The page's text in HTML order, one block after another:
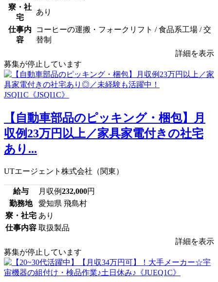
寮・社
宅
あり
仕事内
容
コーヒーの運搬・フォークリフト / 食品系工場 / 交
替制
詳細を表示
募集が停止しています
【自動車部品のピッキング・梱包】月
収例23万円以上／家具家電付きの社宅
あり...
UTエージェント株式会社（関東）
給与 月収例232,000円
勤務地
愛知県 飛島村
寮・社宅 あり
仕事内容 取扱製品
詳細を表示
募集が停止しています